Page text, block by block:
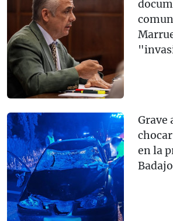
Grave
en la